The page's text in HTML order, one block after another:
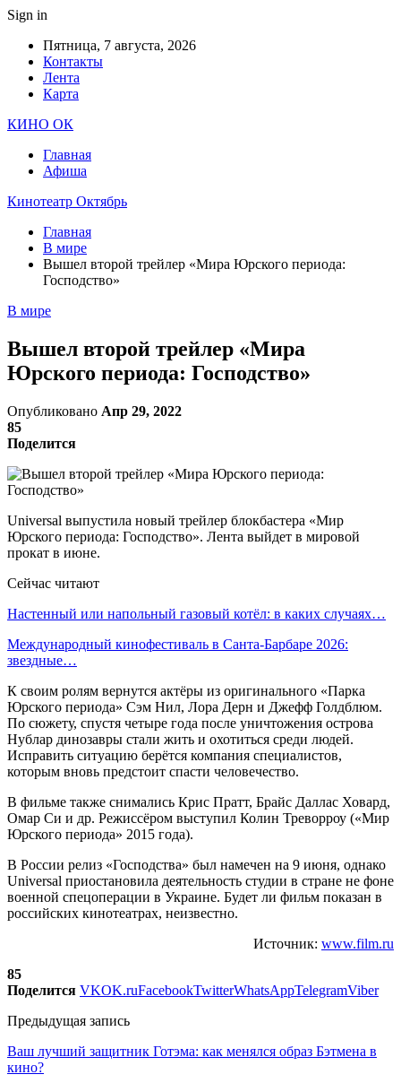
Sign in
Пятница, 7 августа, 2026
Контакты
Лента
Карта
КИНО ОК
Главная
Афиша
Кинотеатр Октябрь
Главная
В мире
Вышел второй трейлер «Мира Юрского периода:
Господство»
В мире
Вышел второй трейлер «Мира
Юрского периода: Господство»
Опубликовано Апр 29, 2022
85
Поделится
Universal выпустила новый трейлер блокбастера «Мир
Юрского периода: Господство». Лента выйдет в мировой
прокат в июне.
Сейчас читают
Настенный или напольный газовый котёл: в каких случаях…
Международный кинофестиваль в Санта-Барбаре 2026:
звездные…
К своим ролям вернутся актёры из оригинального «Парка
Юрского периода» Сэм Нил, Лора Дерн и Джефф Голдблюм.
По сюжету, спустя четыре года после уничтожения острова
Нублар динозавры стали жить и охотиться среди людей.
Исправить ситуацию берётся компания специалистов,
которым вновь предстоит спасти человечество.
В фильме также снимались Крис Пратт, Брайс Даллас Ховард,
Омар Си и др. Режиссёром выступил Колин Треворроу («Мир
Юрского периода» 2015 года).
В России релиз «Господства» был намечен на 9 июня, однако
Universal приостановила деятельность студии в стране не фоне
военной спецоперации в Украине. Будет ли фильм показан в
российских кинотеатрах, неизвестно.
Источник: www.film.ru
85
Поделится VKOK.ruFacebookTwitterWhatsAppTelegramViber
Предыдущая запись
Ваш лучший защитник Готэма: как менялся образ Бэтмена в
кино?